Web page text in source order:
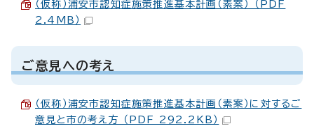
（仮称）浦安市認知症施策推進基本計画（素案） （PDF
2.4MB）
ご意見への考え
（仮称）浦安市認知症施策推進基本計画（素案）に対するご
意見と市の考え方 （PDF 292.2KB）